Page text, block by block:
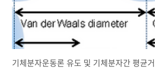
기체분자운동론 유도 및 기체분자간 평균